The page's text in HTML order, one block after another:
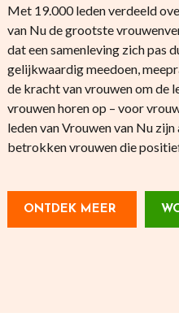
Met 19.000 leden verdeeld
van Nu de grootste
dat een samenleving zich pas
gelijkwaardig meedoen,
de kracht van vrouwen om de
vrouwen horen op – voor
leden van Vrouwen van Nu
betrokken vrouwen die
ONTDEK MEER